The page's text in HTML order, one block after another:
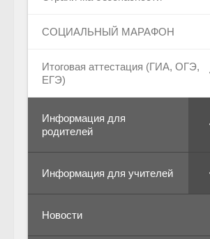
СОЦИАЛЬНЫЙ МАРАФОН
Итоговая аттестация (ГИА, ОГЭ,
ЕГЭ)
Информация для
родителей
Информация для учителей
Новости